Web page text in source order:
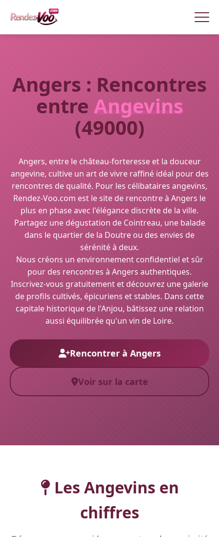
Angers : Rencontres
entre Angevins
(49000)
Angers, entre le château-forteresse et la douceur
angevine, cultive un art de vivre raffiné idéal pour des
rencontres de qualité. Pour les célibataires angevins,
Rendez-Voo.com est le site de rencontre à Angers le
plus en phase avec l'élégance discrète de la ville.
Partagez une dégustation de Cointreau, une balade
dans le quartier de la Doutre ou des envies de
sérénité à deux.
Nous créons un environnement confidentiel et sûr
pour des rencontres à Angers authentiques.
Inscrivez-vous gratuitement et découvrez une galerie
de profils cultivés, épicuriens et stables. Dans cette
capitale historique de l'Anjou, bâtissez une relation
aussi équilibrée qu'un vin de Loire.
Rencontrer à Angers
Voir sur la carte
Les Angevins en
chiffres